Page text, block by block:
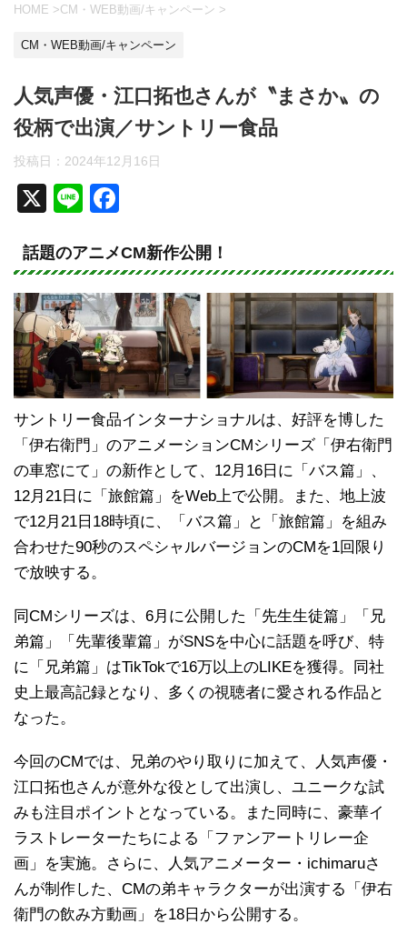
HOME >CM・WEB動画/キャンペーン >
CM・WEB動画/キャンペーン
人気声優・江口拓也さんが〝まさか〟の
役柄で出演／サントリー食品
投稿日： 2024年12月16日
X
Li
e
c
e
b
o
o
k
話題のアニメCM新作公開！
サントリー食品インターナショナルは、好評を博した
「伊右衛門」のアニメーションCMシリーズ「伊右衛門
の車窓にて」の新作として、12月16日に「バス篇」、
12月21日に「旅館篇」をWeb上で公開。また、地上波
で12月21日18時頃に、「バス篇」と「旅館篇」を組み
合わせた90秒のスペシャルバージョンのCMを1回限り
で放映する。
同CMシリーズは、6月に公開した「先生生徒篇」「兄
弟篇」「先輩後輩篇」がSNSを中心に話題を呼び、特
に「兄弟篇」はTikTokで16万以上のLIKEを獲得。同社
史上最高記録となり、多くの視聴者に愛される作品と
なった。
今回のCMでは、兄弟のやり取りに加えて、人気声優・
江口拓也さんが意外な役として出演し、ユニークな試
みも注目ポイントとなっている。また同時に、豪華イ
ラストレーターたちによる「ファンアートリレー企
画」を実施。さらに、人気アニメーター・ichimaruさ
んが制作した、CMの弟キャラクターが出演する「伊右
衛門の飲み方動画」を18日から公開する。